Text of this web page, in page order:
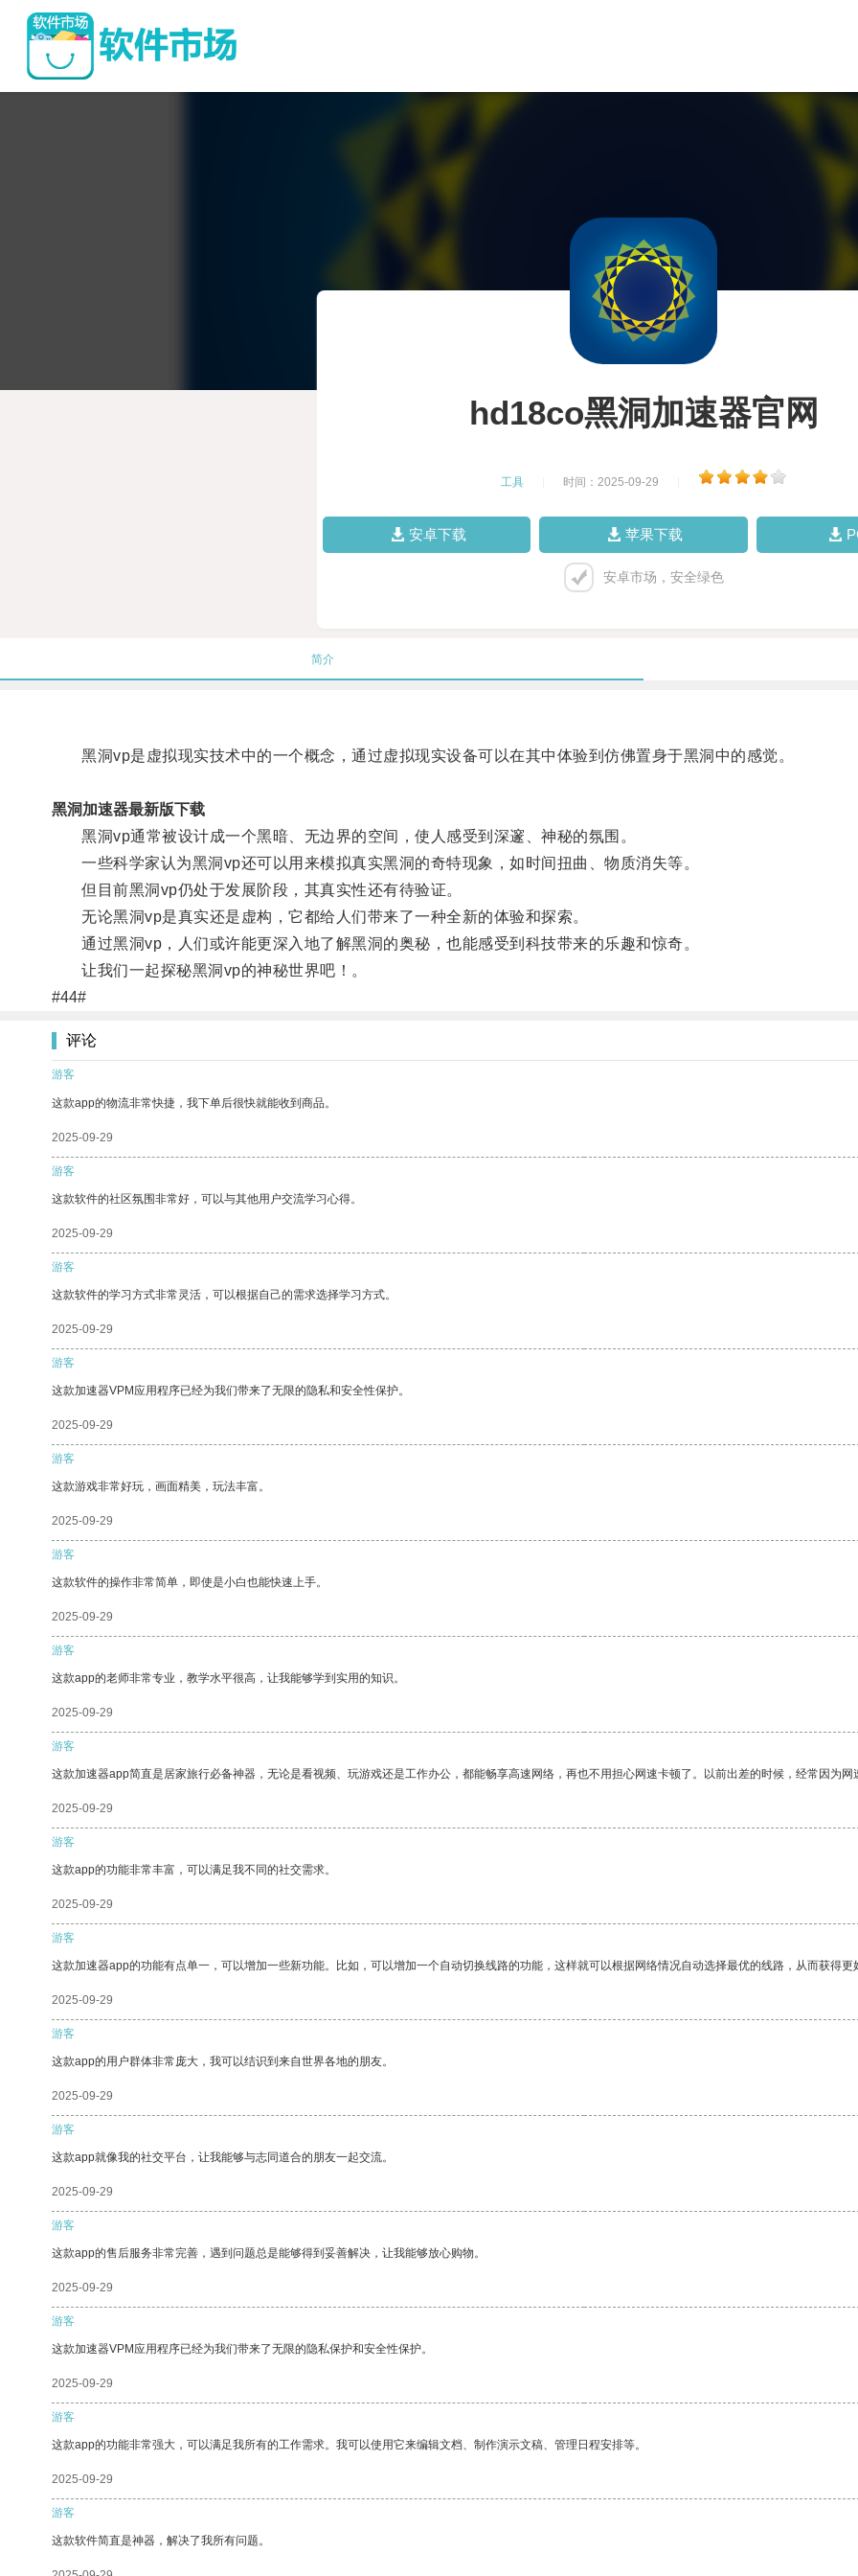
hd18co黑洞加速器官网
工具 时间：2025-09-29
安卓下载 苹果下载
安卓市场，安全绿色
简介
黑洞vp是虚拟现实技术中的一个概念，通过虚拟现实设备可以在其中体验到仿佛置身于黑洞中的感觉。
黑洞加速器最新版下载
黑洞vp通常被设计成一个黑暗、无边界的空间，使人感受到深邃、神秘的氛围。
一些科学家认为黑洞vp还可以用来模拟真实黑洞的奇特现象，如时间扭曲、物质消失等。
但目前黑洞vp仍处于发展阶段，其真实性还有待验证。
无论黑洞vp是真实还是虚构，它都给人们带来了一种全新的体验和探索。
通过黑洞vp，人们或许能更深入地了解黑洞的奥秘，也能感受到科技带来的乐趣和惊奇。
让我们一起探秘黑洞vp的神秘世界吧！。
#44#
评论
游客
这款app的物流非常快捷，我下单后很快就能收到商品。
2025-09-29
游客
这款软件的社区氛围非常好，可以与其他用户交流学习心得。
2025-09-29
游客
这款软件的学习方式非常灵活，可以根据自己的需求选择学习方式。
2025-09-29
游客
这款加速器VPM应用程序已经为我们带来了无限的隐私和安全性保护。
2025-09-29
游客
这款游戏非常好玩，画面精美，玩法丰富。
2025-09-29
游客
这款软件的操作非常简单，即使是小白也能快速上手。
2025-09-29
游客
这款app的老师非常专业，教学水平很高，让我能够学到实用的知识。
2025-09-29
游客
这款加速器app简直是居家旅行必备神器，无论是看视频、玩游戏还是工作办公，都能畅享高速网络，再也不用担心网速卡顿了。以前出差的时候，经常因为
2025-09-29
游客
这款app的功能非常丰富，可以满足我不同的社交需求。
2025-09-29
游客
这款加速器app的功能有点单一，可以增加一些新功能。比如，可以增加一个自动切换线路的功能，这样就可以根据网络情况自动选择最优的线路，从而获得更
2025-09-29
游客
这款app的用户群体非常庞大，我可以结识到来自世界各地的朋友。
2025-09-29
游客
这款app就像我的社交平台，让我能够与志同道合的朋友一起交流。
2025-09-29
游客
这款app的售后服务非常完善，遇到问题总是能够得到妥善解决，让我能够放心购物。
2025-09-29
游客
这款加速器VPM应用程序已经为我们带来了无限的隐私保护和安全性保护。
2025-09-29
游客
这款app的功能非常强大，可以满足我所有的工作需求。我可以使用它来编辑文档、制作演示文稿、管理日程安排等。
2025-09-29
游客
这款软件简直是神器，解决了我所有问题。